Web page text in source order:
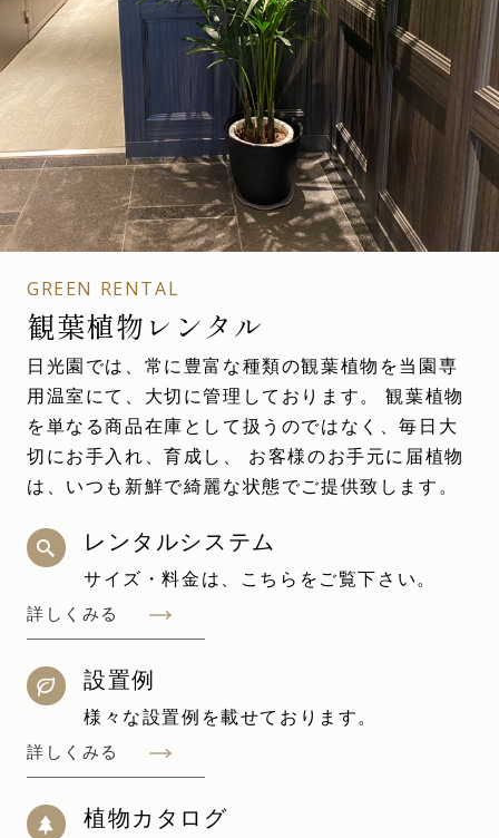
GREEN RENTAL
観葉植物レンタル
日光園では、常に豊富な種類の観葉植物を当園専
用温室にて、大切に管理しております。 観葉植物
を単なる商品在庫として扱うのではなく、毎日大
切にお手入れ、育成し、 お客様のお手元に届植物
は、いつも新鮮で綺麗な状態でご提供致します。
レンタルシステム
サイズ・料金は、こちらをご覧下さい。
詳しくみる
設置例
様々な設置例を載せております。
詳しくみる
植物カタログ